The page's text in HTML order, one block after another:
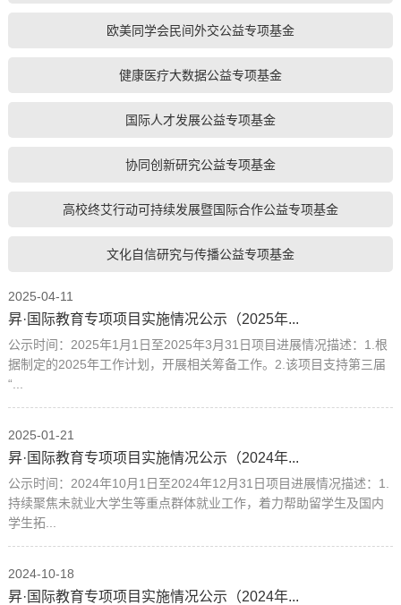
欧美同学会民间外交公益专项基金
健康医疗大数据公益专项基金
国际人才发展公益专项基金
协同创新研究公益专项基金
高校终艾行动可持续发展暨国际合作公益专项基金
文化自信研究与传播公益专项基金
2025-04-11
昇·国际教育专项项目实施情况公示（2025年...
公示时间：2025年1月1日至2025年3月31日项目进展情况描述：1.根
据制定的2025年工作计划，开展相关筹备工作。2.该项目支持第三届
“...
2025-01-21
昇·国际教育专项项目实施情况公示（2024年...
公示时间：2024年10月1日至2024年12月31日项目进展情况描述：1.
持续聚焦未就业大学生等重点群体就业工作，着力帮助留学生及国内
学生拓...
2024-10-18
昇·国际教育专项项目实施情况公示（2024年...